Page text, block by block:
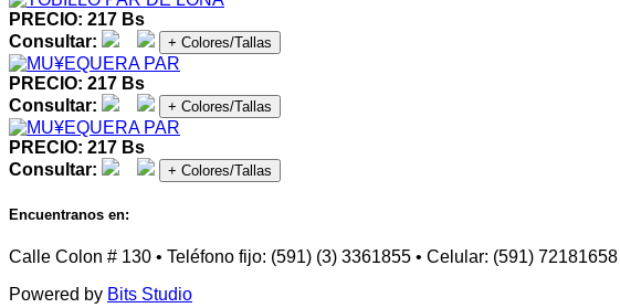
PRECIO: 217 Bs
Consultar:
+ Colores/Tallas
PRECIO: 217 Bs
Consultar:
+ Colores/Tallas
PRECIO: 217 Bs
Consultar:
+ Colores/Tallas
Encuentranos en:
Calle Colon # 130 • Teléfono fijo: (591) (3) 3361855 • Celular: (591)
Powered by Bits Studio